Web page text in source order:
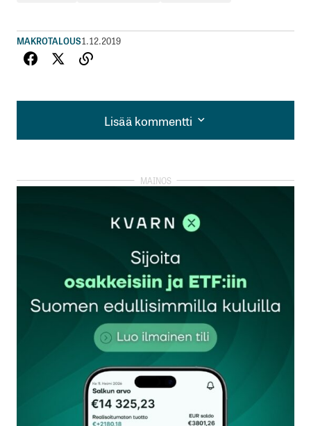
MAKROTALOUS1.12.2019
Lisää kommentti
Lisää kommentti
kirjautua
rekisteröityä
Sähköpostiosoitettasi ei julkaista.Pakolliset
kentät on merkitty*
Kommentti*